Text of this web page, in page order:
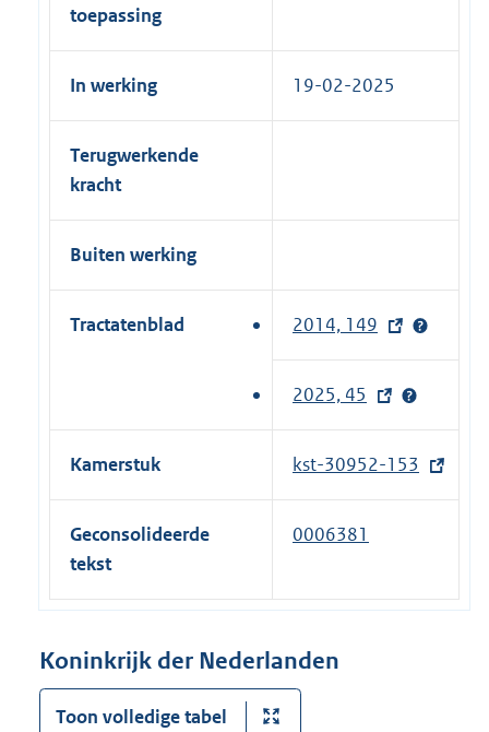
toepassing
In werking 19-02-2025
Terugwerkende
kracht
Buiten werking
Tractatenblad 2014, 149
e
x
r
n
2025, 45
e
x
r
e
Kamerstuk kst-30952-153
e
r
Geconsolideerde
tekst
0006381
Koninkrijk der Nederlanden
Toon volledige tabel